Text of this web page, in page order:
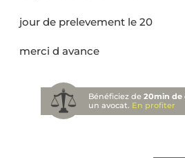
jour de prelevement le 20
merci d avance
Bénéficiez de20min de
un avocat. En profiter